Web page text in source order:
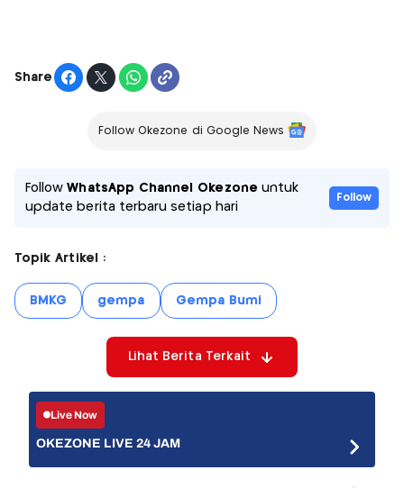
Share
Follow Okezone di Google News
FollowWhatsApp Channel Okezone untuk
update berita terbaru setiap hari
Follow
Topik Artikel :
BMKG gempa Gempa Bumi
Lihat Berita Terkait
Live Now
OKEZONE LIVE 24 JAM